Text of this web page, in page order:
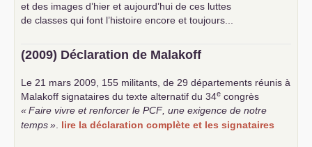
et des images d’hier et aujourd’hui de ces luttes
de classes qui font l’histoire encore et toujours...
(2009) Déclaration de Malakoff
Le 21 mars 2009, 155 militants, de 29 départements réunis à
Malakoff signataires du texte alternatif du 34e congrès
«Faire vivre et renforcer le PCF , une exigence de notre
temps» lire la déclaration complète et les signataires